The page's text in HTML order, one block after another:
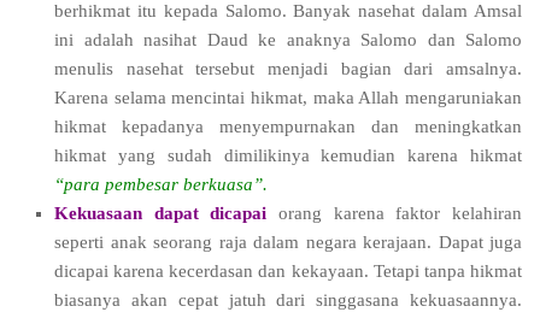
berhikmat itu kepada Salomo. Banyak nasehat dalam Amsal
ini adalah nasihat Daud ke anaknya Salomo dan Salomo
menulis nasehat tersebut menjadi bagian dari amsalnya.
Karena selama mencintai hikmat, maka Allah mengaruniakan
hikmat kepadanya menyempurnakan dan meningkatkan
hikmat yang sudah dimilikinya kemudian karena hikmat
“para pembesar berkuasa”.
Kekuasaan dapat dicapai
orang karena faktor kelahiran
seperti anak seorang raja dalam negara kerajaan. Dapat juga
dicapai karena kecerdasan dan kekayaan. Tetapi tanpa hikmat
biasanya akan cepat jatuh dari singgasana kekuasaannya.